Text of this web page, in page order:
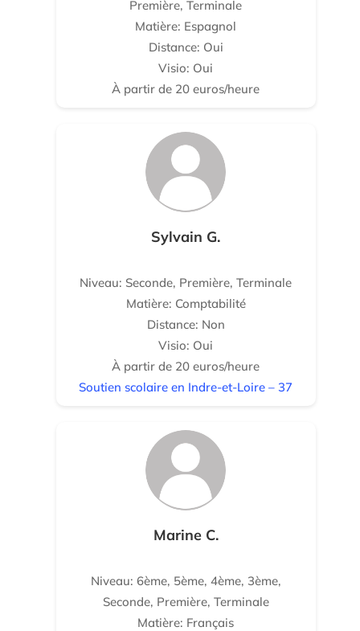
Première, Terminale
Matière: Espagnol
Distance: Oui
Visio: Oui
À partir de 20 euros/heure
Sylvain G.
Niveau: Seconde, Première, Terminale
Matière: Comptabilité
Distance: Non
Visio: Oui
À partir de 20 euros/heure
Soutien scolaire en Indre-et-Loire – 37
Marine C.
Niveau: 6ème, 5ème, 4ème, 3ème,
Seconde, Première, Terminale
Matière: Français